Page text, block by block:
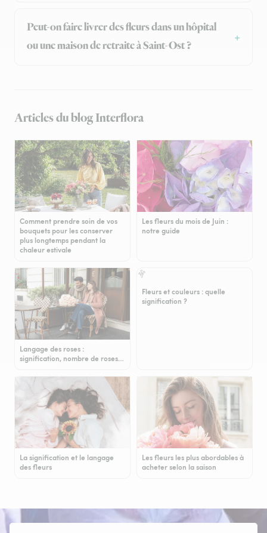
Peut-on faire livrer des fleurs dans un hôpital
ou une maison de retraite à Saint-Ost ?
Articles du blog Interflora
Comment prendre soin de vos
bouquets pour les conserver
plus longtemps pendant la
chaleur estivale
Les fleurs du mois de Juin :
notre guide
Langage des roses :
signification, nombre de roses…
Fleurs et couleurs : quelle
signification ?
La signification et le langage
des fleurs
Les fleurs les plus abordables à
acheter selon la saison